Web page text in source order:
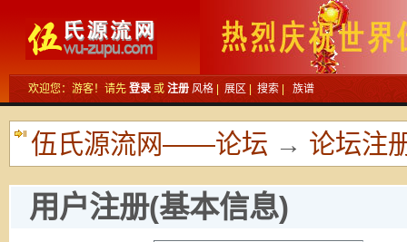
欢迎您：游客！请先 登录 或 注册 风格 展区 搜索 族谱
伍氏源流网——论坛 → 论坛注
用户注册(基本信息)